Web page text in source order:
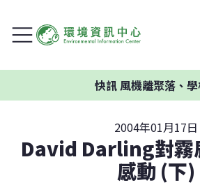
快訊風機離聚落、學
2004年01月17日
David Darling對霧
感動 (下)